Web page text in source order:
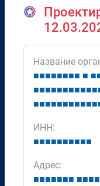
Название
■■■■■■■■ ■ ■
■■■■■■■■■■■
■■■■■■■■■■■
ИНН:
■■■■■■■■■■
Адрес:
■■■■■■■ ■■■■